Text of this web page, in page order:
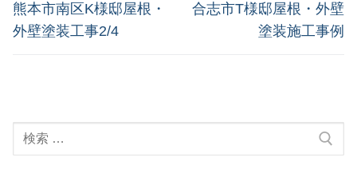
熊本市南区K様邸屋根・
外壁塗装工事2/4
合志市T様邸屋根・外壁
塗装施工事例